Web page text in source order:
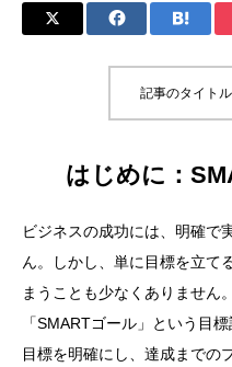
記事のタイト
はじめに：
ビジネスの成功には、明確で
ん。しかし、単に目標を立て
まうことも少なくありません
「SMARTゴール」という目
目標を明確にし、達成までの